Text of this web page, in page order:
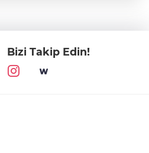
Bizi Takip Edin!